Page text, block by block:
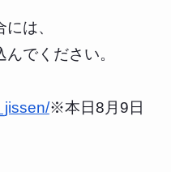
は、
でください。
※本日8月9日